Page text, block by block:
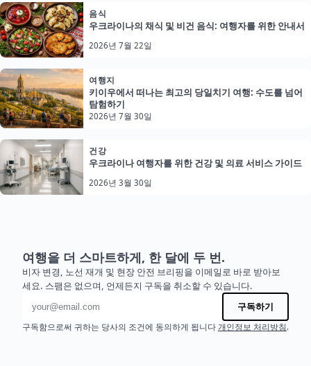
음식
우크라이나의 채식 및 비건 음식: 여행자를 위한 안내서
2026년 7월 22일
여행지
키이우에서 떠나는 최고의 당일치기 여행: 수도를 넘어
탐험하기
2026년 7월 30일
건강
우크라이나 여행자를 위한 건강 및 의료 서비스 가이드
2026년 3월 30일
여행을 더 스마트하게, 한 달에 두 번.
비자 변경, 노선 재개 및 현장 안전 브리핑을 이메일로 바로 받아보
세요. 스팸은 없으며, 언제든지 구독을 취소할 수 있습니다.
이메일 주소
구독하기
구독함으로써 귀하는 당사의 조건에 동의하게 됩니다 개인정보 처리방침.